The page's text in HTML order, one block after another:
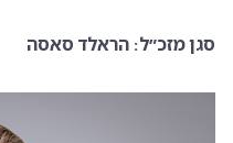
סגן מזכ״ל: הראלד סאסה